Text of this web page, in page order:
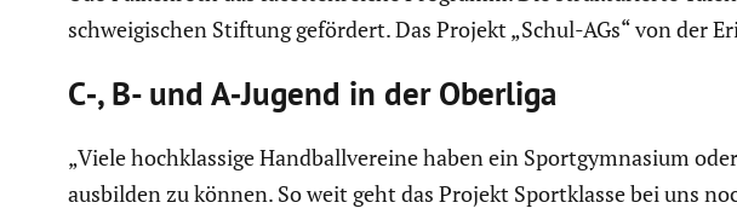
schwei­gi­schen Stiftung gefördert. Das Projekt „Schul-AGs“ von der
C‑, B- und A‑Jugend in der Oberliga
„Viele hochklas­sige Handball­ver­eine haben ein Sport­gym­na­sium
ausbilden zu können. So weit geht das Projekt Sport­klasse bei uns